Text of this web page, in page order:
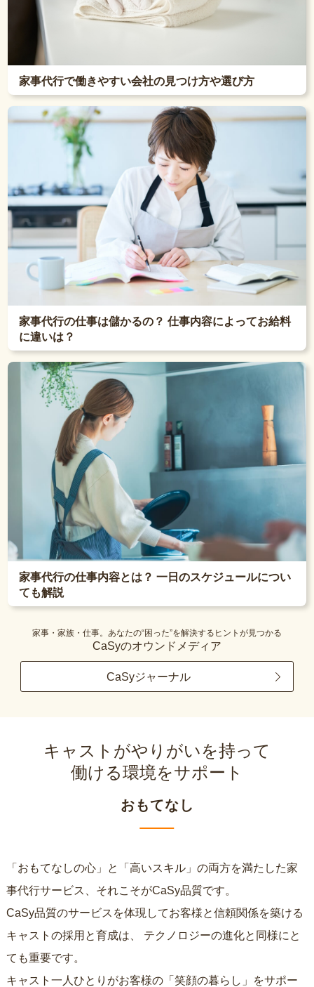
家事代行で働きやすい会社の見つけ方や選び方
家事代行の仕事は儲かるの？ 仕事内容によってお給料
に違いは？
家事代行の仕事内容とは？ 一日のスケジュールについ
ても解説
家事・家族・仕事。あなたの“困った”を解決するヒントが見つかる
CaSyのオウンドメディア
CaSyジャーナル
キャストがやりがいを持って
働ける環境をサポート
おもてなし
「おもてなしの心」と「高いスキル」の両方を満たした家
事代行サービス、それこそがCaSy品質です。
CaSy品質のサービスを体現してお客様と信頼関係を築ける
キャストの採用と育成は、
ても重要です。
キャスト一人ひとりがお客様の「笑顔の暮らし」をサポー